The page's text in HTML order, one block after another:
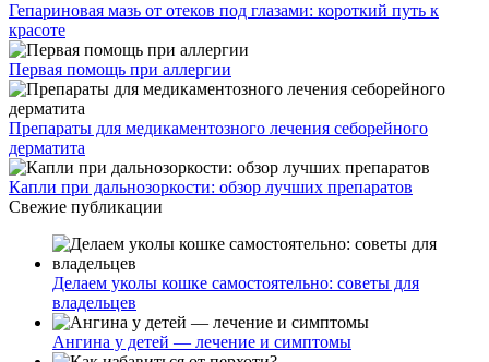
Гепариновая мазь от отеков под глазами: короткий путь к
красоте
Первая помощь при аллергии
Препараты для медикаментозного лечения себорейного
дерматита
Капли при дальнозоркости: обзор лучших препаратов
Свежие публикации
Делаем уколы кошке самостоятельно: советы для
владельцев
Ангина у детей — лечение и симптомы